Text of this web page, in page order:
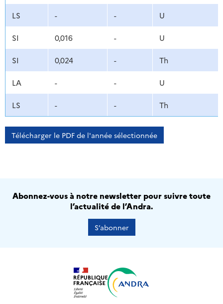
LS - - U
SI 0,016 - U
SI 0,024 - Th
LA - - U
LS - - Th
Télécharger le PDF de l'année sélectionnée
Abonnez-vous à notre newsletter pour suivre toute
l’actualité de l’Andra.
S’abonner